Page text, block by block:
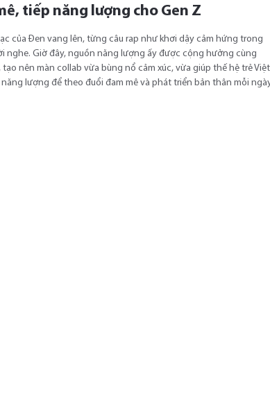
tiếp năng lượng cho Gen Z
của Đen vang lên, từng câu rap như khơi dậy cảm hứng trong
nghe. Giờ đây, nguồn năng lượng ấy được cộng hưởng cùng
tạo nên màn collab vừa bùng nổ cảm xúc, vừa giúp thế hệ trẻ Việt
lượng để theo đuổi đam mê và phát triển bản thân mỗi